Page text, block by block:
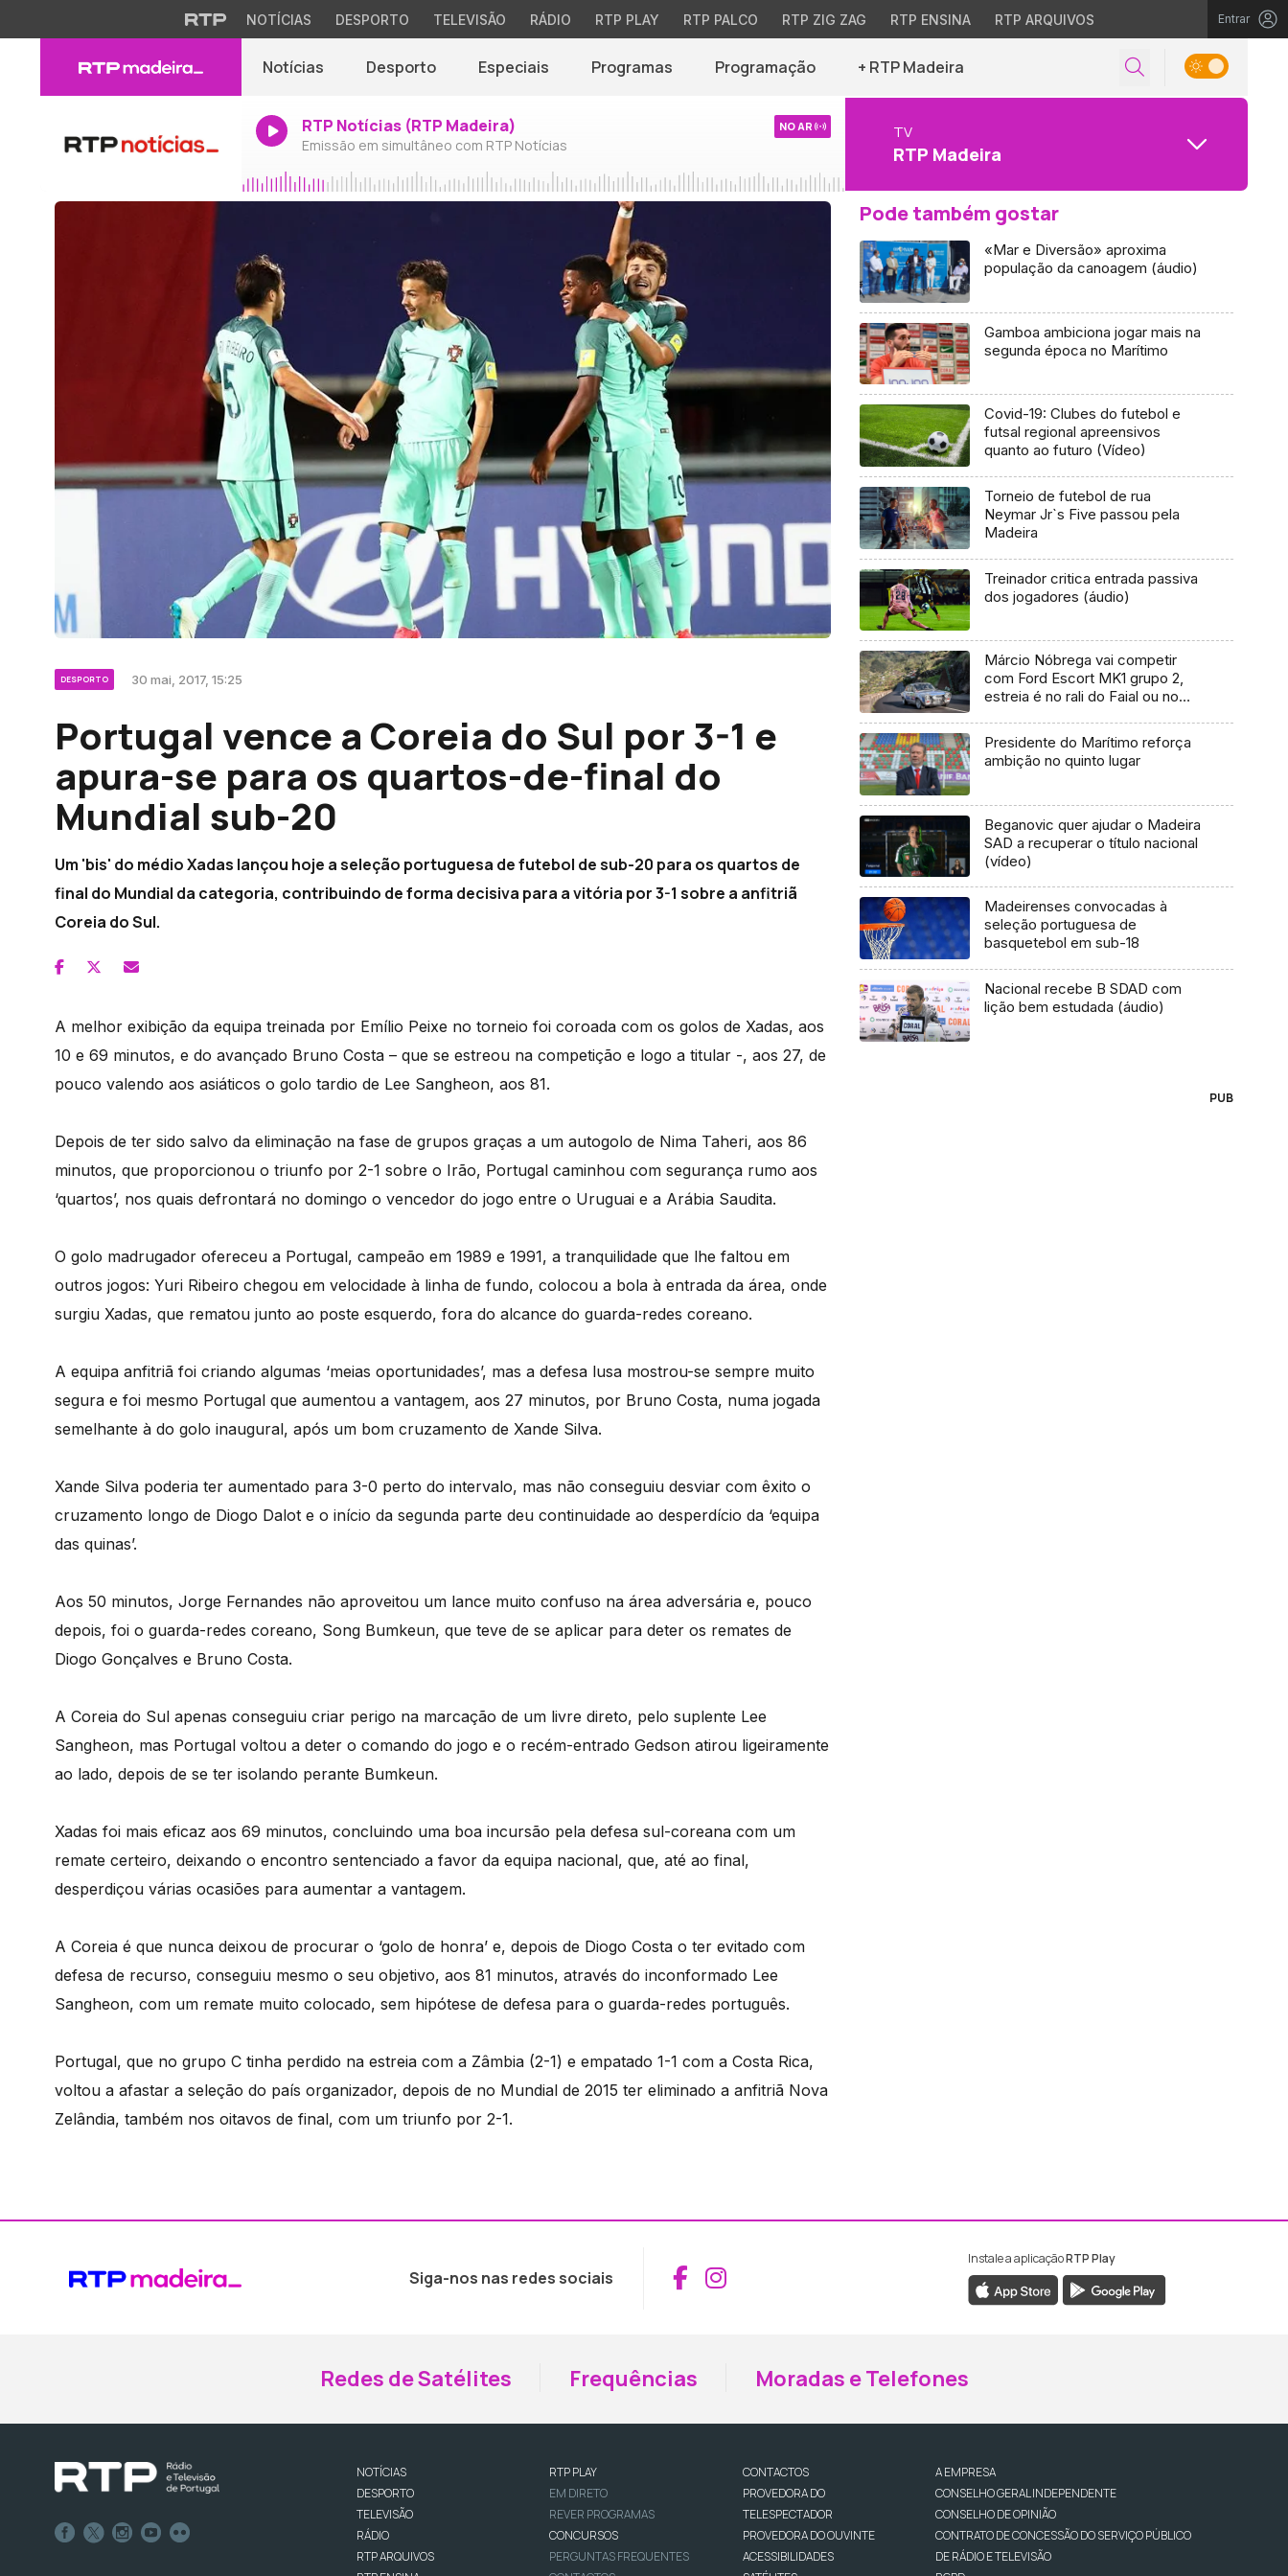
NOTÍCIAS DESPORTO TELEVISÃO RÁDIO RTP PLAY RTP PALCO RTP ZIG ZAG RTP ENSINA RTP ARQUIVOS Entrar
Notícias Desporto Especiais Programas Programação + RTP Madeira
RTP Notícias (RTP Madeira)
Emissão em simultâneo com RTP Notícias
NO AR TV
RTP Madeira
DESPORTO 30 mai, 2017, 15:25
Portugal vence a Coreia do Sul por 3-1 e
apura-se para os quartos-de-final do
Mundial sub-20
Um 'bis' do médio Xadas lançou hoje a seleção portuguesa de futebol de sub-20 para os quartos de
final do Mundial da categoria, contribuindo de forma decisiva para a vitória por 3-1 sobre a anfitriã
Coreia do Sul.
A melhor exibição da equipa treinada por Emílio Peixe no torneio foi coroada com os golos de Xadas, aos
10 e 69 minutos, e do avançado Bruno Costa – que se estreou na competição e logo a titular -, aos 27, de
pouco valendo aos asiáticos o golo tardio de Lee Sangheon, aos 81.
Depois de ter sido salvo da eliminação na fase de grupos graças a um autogolo de Nima Taheri, aos 86
minutos, que proporcionou o triunfo por 2-1 sobre o Irão, Portugal caminhou com segurança rumo aos
‘quartos’, nos quais defrontará no domingo o vencedor do jogo entre o Uruguai e a Arábia Saudita.
O golo madrugador ofereceu a Portugal, campeão em 1989 e 1991, a tranquilidade que lhe faltou em
outros jogos: Yuri Ribeiro chegou em velocidade à linha de fundo, colocou a bola à entrada da área, onde
surgiu Xadas, que rematou junto ao poste esquerdo, fora do alcance do guarda-redes coreano.
A equipa anfitriã foi criando algumas ‘meias oportunidades’, mas a defesa lusa mostrou-se sempre muito
segura e foi mesmo Portugal que aumentou a vantagem, aos 27 minutos, por Bruno Costa, numa jogada
semelhante à do golo inaugural, após um bom cruzamento de Xande Silva.
Xande Silva poderia ter aumentado para 3-0 perto do intervalo, mas não conseguiu desviar com êxito o
cruzamento longo de Diogo Dalot e o início da segunda parte deu continuidade ao desperdício da ‘equipa
das quinas’.
Aos 50 minutos, Jorge Fernandes não aproveitou um lance muito confuso na área adversária e, pouco
depois, foi o guarda-redes coreano, Song Bumkeun, que teve de se aplicar para deter os remates de
Diogo Gonçalves e Bruno Costa.
A Coreia do Sul apenas conseguiu criar perigo na marcação de um livre direto, pelo suplente Lee
Sangheon, mas Portugal voltou a deter o comando do jogo e o recém-entrado Gedson atirou ligeiramente
ao lado, depois de se ter isolando perante Bumkeun.
Xadas foi mais eficaz aos 69 minutos, concluindo uma boa incursão pela defesa sul-coreana com um
remate certeiro, deixando o encontro sentenciado a favor da equipa nacional, que, até ao final,
desperdiçou várias ocasiões para aumentar a vantagem.
A Coreia é que nunca deixou de procurar o ‘golo de honra’ e, depois de Diogo Costa o ter evitado com
defesa de recurso, conseguiu mesmo o seu objetivo, aos 81 minutos, através do inconformado Lee
Sangheon, com um remate muito colocado, sem hipótese de defesa para o guarda-redes português.
Portugal, que no grupo C tinha perdido na estreia com a Zâmbia (2-1) e empatado 1-1 com a Costa Rica,
voltou a afastar a seleção do país organizador, depois de no Mundial de 2015 ter eliminado a anfitriã Nova
Zelândia, também nos oitavos de final, com um triunfo por 2-1.
Pode também gostar
«Mar e Diversão» aproxima
população da canoagem (áudio)
Gamboa ambiciona jogar mais na
segunda época no Marítimo
Covid-19: Clubes do futebol e
futsal regional apreensivos
quanto ao futuro (Vídeo)
Torneio de futebol de rua
Neymar Jr`s Five passou pela
Madeira
Treinador critica entrada passiva
dos jogadores (áudio)
Márcio Nóbrega vai competir
com Ford Escort MK1 grupo 2,
estreia é no rali do Faial ou no
Presidente do Marítimo reforça
ambição no quinto lugar
Beganovic quer ajudar o Madeira
SAD a recuperar o título nacional
(vídeo)
Madeirenses convocadas à
seleção portuguesa de
basquetebol em sub-18
Nacional recebe B SDAD com
lição bem estudada (áudio)
PUB
Siga-nos nas redes sociais Aceder ao Facebook da RTP Madeira
Aceder ao Instagram da RTP Madeira
Instale a aplicaçãoRTP Play
Redes de Satélites Frequências Moradas e Telefones
NOTÍCIAS
DESPORTO
TELEVISÃO
RÁDIO
RTP ARQUIVOS
RTP PLAY
EM DIRETO
REVER PROGRAMAS
CONCURSOS
PERGUNTAS FREQUENTES
CONTACTOS
PROVEDORA DO
TELESPECTADOR
PROVEDORA DO OUVINTE
ACESSIBILIDADES
A EMPRESA
CONSELHO GERAL INDEPENDENTE
CONSELHO DE OPINIÃO
CONTRATO DE CONCESSÃO DO SERVIÇO PÚBLICO
DE RÁDIO E TELEVISÃO